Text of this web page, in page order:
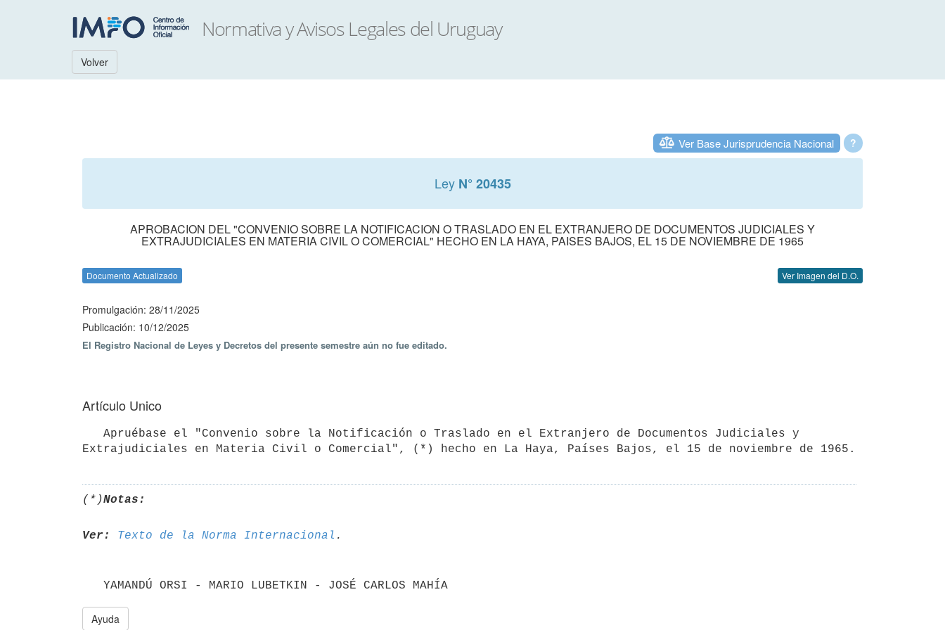
Volver
?
Ver Base Jurisprudencia Nacional
Ley N° 20435
APROBACION DEL "CONVENIO SOBRE LA NOTIFICACION O TRASLADO EN EL EXTRANJERO DE DOCUMENTOS JUDICIALES Y
EXTRAJUDICIALES EN MATERIA CIVIL O COMERCIAL" HECHO EN LA HAYA, PAISES BAJOS, EL 15 DE NOVIEMBRE DE 1965
Documento Actualizado Ver Imagen del D.O.
Promulgación: 28/11/2025
Publicación: 10/12/2025
El Registro Nacional de Leyes y Decretos del presente semestre aún no fue editado.
Artículo Unico
Extrajudiciales en Materia Civil o Comercial", (*) hecho en La Haya, Países Bajos, el 15 de noviembre de 1965.
(*)Notas:
Ver: Texto de la Norma Internacional
   YAMANDÚ ORSI - MARIO LUBETKIN - JOSÉ CARLOS MAHÍA
Ayuda